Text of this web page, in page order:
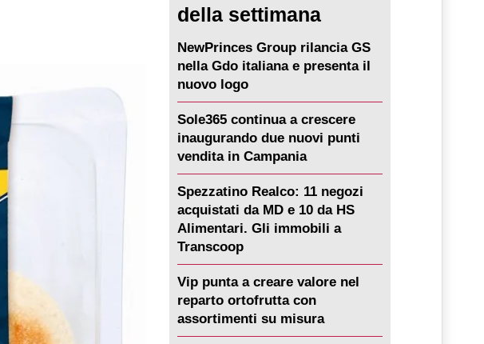
della settimana
NewPrinces Group rilancia GS
nella Gdo italiana e presenta il
nuovo logo
Sole365 continua a crescere
inaugurando due nuovi punti
vendita in Campania
Spezzatino Realco: 11 negozi
acquistati da MD e 10 da HS
Alimentari. Gli immobili a
Transcoop
Vip punta a creare valore nel
reparto ortofrutta con
assortimenti su misura